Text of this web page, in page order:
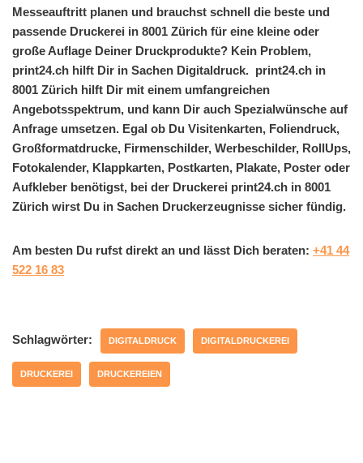
Messeauftritt planen und brauchst schnell die beste und
passende Druckerei in 8001 Zürich für eine kleine oder
große Auflage Deiner Druckprodukte? Kein Problem,
print24.ch hilft Dir in Sachen Digitaldruck. print24.ch in
8001 Zürich hilft Dir mit einem umfangreichen
Angebotsspektrum, und kann Dir auch Spezialwünsche auf
Anfrage umsetzen. Egal ob Du Visitenkarten, Foliendruck,
Großformatdrucke, Firmenschilder, Werbeschilder, RollUps,
Fotokalender, Klappkarten, Postkarten, Plakate, Poster oder
Aufkleber benötigst, bei der Druckerei print24.ch in 8001
Zürich wirst Du in Sachen Druckerzeugnisse sicher fündig.
Am besten Du rufst direkt an und lässt Dich beraten: +41 44
522 16 83
Schlagwörter: DIGITALDRUCK DIGITALDRUCKEREI
DRUCKEREI DRUCKEREIEN